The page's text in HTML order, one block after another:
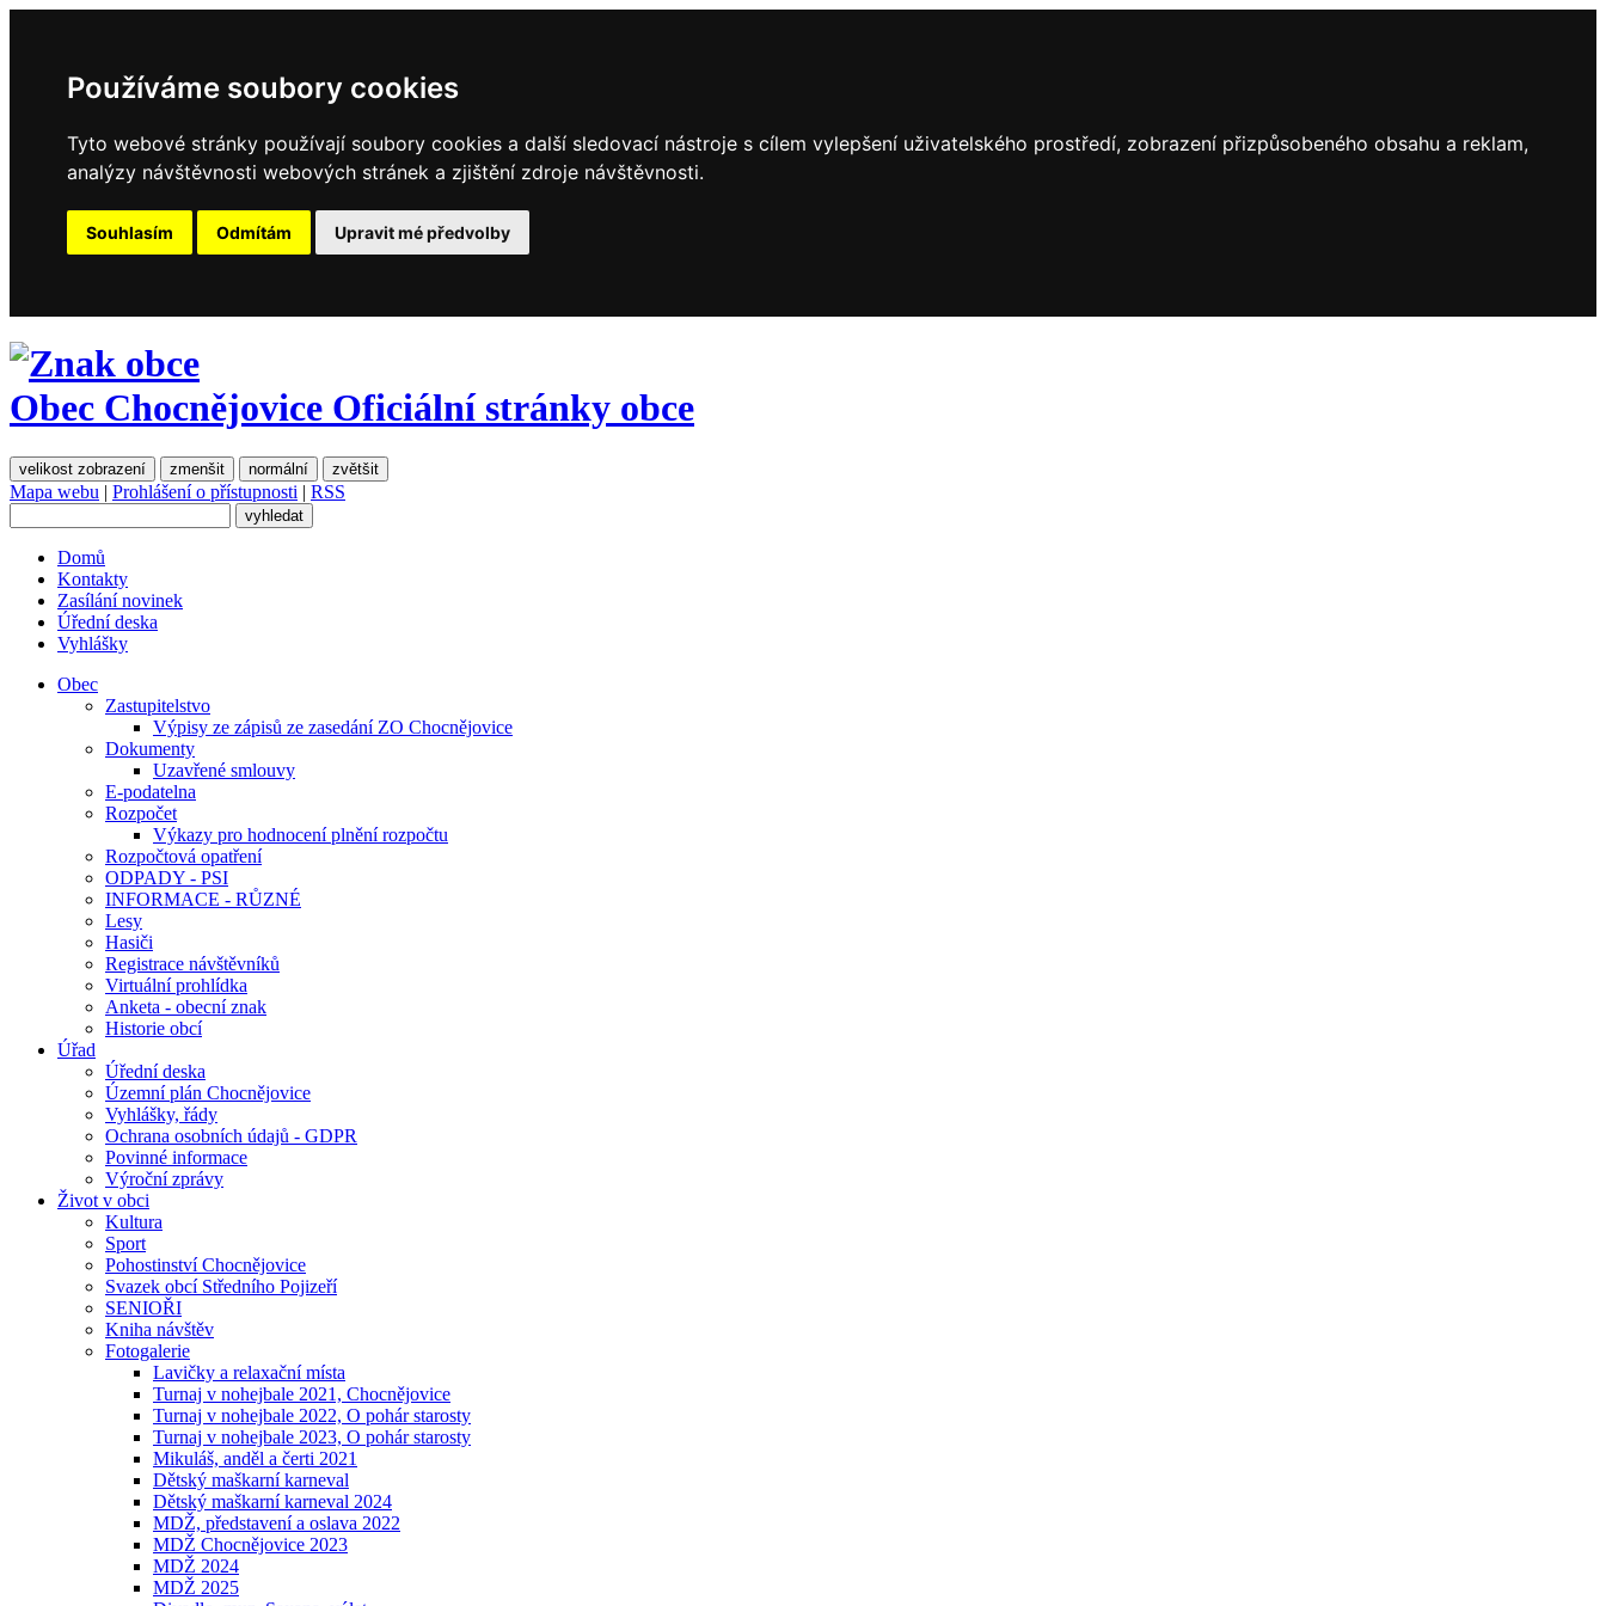
Používáme soubory cookies
Tyto webové stránky používají soubory cookies a další sledovací nástroje s cílem vylepšení uživatelského prostředí, zobrazení přizpůsobeného obsahu a reklam,
analýzy návštěvnosti webových stránek a zjištění zdroje návštěvnosti.
Souhlasím Odmítám Upravit mé předvolby
Obec Chocnějovice Oficiální stránky obce
velikost zobrazení zmenšit normální zvětšit
Mapa webu | Prohlášení o přístupnosti | RSS
Domů
Kontakty
Zasílání novinek
Úřední deska
Vyhlášky
Obec
Zastupitelstvo
Výpisy ze zápisů ze zasedání ZO Chocnějovice
Dokumenty
Uzavřené smlouvy
E-podatelna
Rozpočet
Výkazy pro hodnocení plnění rozpočtu
Rozpočtová opatření
ODPADY - PSI
INFORMACE - RŮZNÉ
Lesy
Hasiči
Registrace návštěvníků
Virtuální prohlídka
Anketa - obecní znak
Historie obcí
Úřad
Úřední deska
Územní plán Chocnějovice
Vyhlášky, řády
Ochrana osobních údajů - GDPR
Povinné informace
Výroční zprávy
Život v obci
Kultura
Sport
Pohostinství Chocnějovice
Svazek obcí Středního Pojizeří
SENIOŘI
Kniha návštěv
Fotogalerie
Lavičky a relaxační místa
Turnaj v nohejbale 2021, Chocnějovice
Turnaj v nohejbale 2022, O pohár starosty
Turnaj v nohejbale 2023, O pohár starosty
Mikuláš, anděl a čerti 2021
Dětský maškarní karneval
Dětský maškarní karneval 2024
MDŽ, představení a oslava 2022
MDŽ Chocnějovice 2023
MDŽ 2024
MDŽ 2025